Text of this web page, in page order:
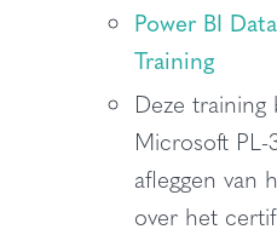
Power BI
Training
Deze
Microsoft
afleggen van
over het